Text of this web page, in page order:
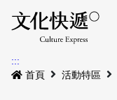
最新公告
:::
首頁
活動特區